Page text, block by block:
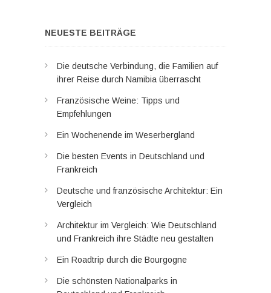
NEUESTE BEITRÄGE
Die deutsche Verbindung, die Familien auf
ihrer Reise durch Namibia überrascht
Französische Weine: Tipps und
Empfehlungen
Ein Wochenende im Weserbergland
Die besten Events in Deutschland und
Frankreich
Deutsche und französische Architektur: Ein
Vergleich
Architektur im Vergleich: Wie Deutschland
und Frankreich ihre Städte neu gestalten
Ein Roadtrip durch die Bourgogne
Die schönsten Nationalparks in